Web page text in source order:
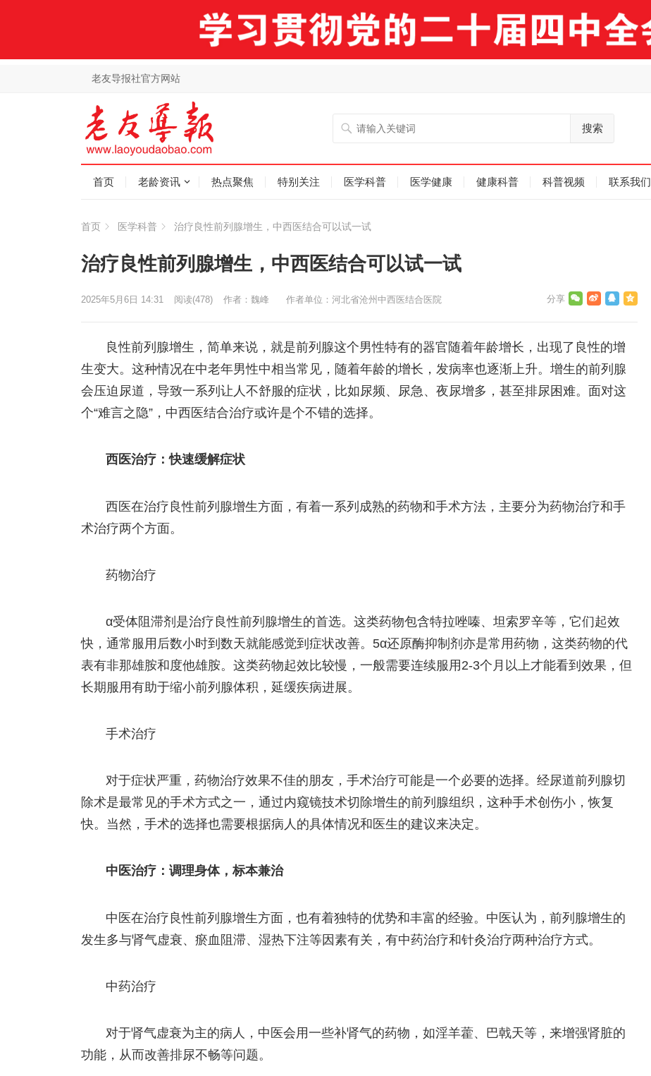
老友导报社官方网站
搜索
首页 老龄资讯 热点聚焦 特别关注 医学科普 医学健康 健康科普 科普视频 联系我们
首页 医学科普 治疗良性前列腺增生，中西医结合可以试一试
治疗良性前列腺增生，中西医结合可以试一试
作者：魏峰 作者单位：河北省沧州中西医结合医院
2025年5月6日 14:31 阅读(478)
良性前列腺增生，简单来说，就是前列腺这个男性特有的器官随着年龄增长，出现了良性的增
生变大。这种情况在中老年男性中相当常见，随着年龄的增长，发病率也逐渐上升。增生的前列腺
会压迫尿道，导致一系列让人不舒服的症状，比如尿频、尿急、夜尿增多，甚至排尿困难。面对这
个“难言之隐”，中西医结合治疗或许是个不错的选择。
西医治疗：快速缓解症状
西医在治疗良性前列腺增生方面，有着一系列成熟的药物和手术方法，主要分为药物治疗和手
术治疗两个方面。
药物治疗
α受体阻滞剂是治疗良性前列腺增生的首选。这类药物包含特拉唑嗪、坦索罗辛等，它们起效
快，通常服用后数小时到数天就能感觉到症状改善。5α还原酶抑制剂亦是常用药物，这类药物的代
表有非那雄胺和度他雄胺。这类药物起效比较慢，一般需要连续服用2-3个月以上才能看到效果，但
长期服用有助于缩小前列腺体积，延缓疾病进展。
手术治疗
对于症状严重，药物治疗效果不佳的朋友，手术治疗可能是一个必要的选择。经尿道前列腺切
除术是最常见的手术方式之一，通过内窥镜技术切除增生的前列腺组织，这种手术创伤小，恢复
快。当然，手术的选择也需要根据病人的具体情况和医生的建议来决定。
中医治疗：调理身体，标本兼治
中医在治疗良性前列腺增生方面，也有着独特的优势和丰富的经验。中医认为，前列腺增生的
发生多与肾气虚衰、瘀血阻滞、湿热下注等因素有关，有中药治疗和针灸治疗两种治疗方式。
中药治疗
对于肾气虚衰为主的病人，中医会用一些补肾气的药物，如淫羊藿、巴戟天等，来增强肾脏的
功能，从而改善排尿不畅等问题。